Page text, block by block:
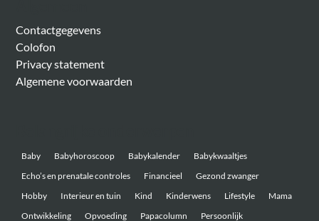
Contactgegevens
Colofon
Privacy statement
Algemene voorwaarden
Baby Babyhoroscoop Babykalender
Babykwaaltjes
Echo’s en prenatale controles
Financieel
Gezond zwanger
Hobby
Interieur en tuin Kind Kinderwens Lifestyle
Mama
Ontwikkeling
Opvoeding Papacolumn Persoonlijk